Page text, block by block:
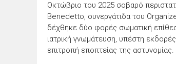
Οκτώβριο του 2025 σοβαρό
Benedetto, συνεργάτιδα του
δέχθηκε δύο φορές σωματική
ιατρική γνωμάτευση, υπέστη
επιτροπή εποπτείας της αστυνομίας.